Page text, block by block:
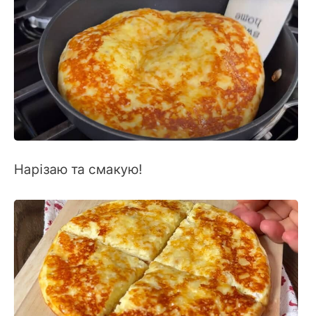
Нарізаю та смакую!